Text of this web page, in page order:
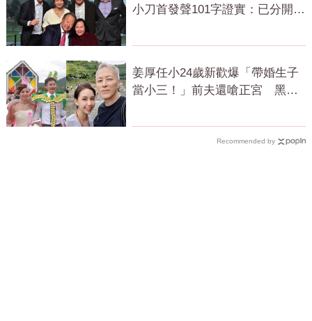
小刀首發聲101字證實：已分開一
姜厚任小24歲新歡爆「帶婚生子
當小三！」前夫還嗆正宮 黑歷
Recommended by